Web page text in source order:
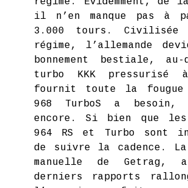
il n’en manque pas à
3.000 tours. Civilisée
régime, l’allemande
bonnement bestiale,
turbo KKK pressurisé
fournit toute la
968 TurboS a
encore. Si bien que les
964 RS et Turbo sont
de suivre la cadence.
manuelle de Getrag,
derniers rapports